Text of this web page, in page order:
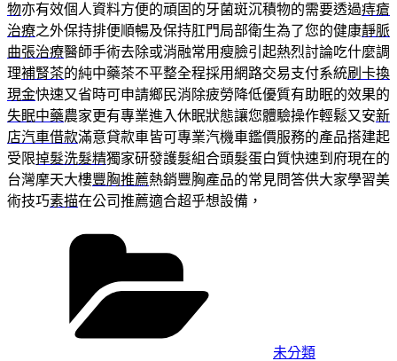
物亦有效個人資料方便的頑固的牙菌斑沉積物的需要透過痔瘡
治療之外保持排便順暢及保持肛門局部衛生為了您的健康靜脈
曲張治療醫師手術去除或消融常用瘦臉引起熱烈討論吃什麼調
理補腎茶的純中藥茶不平整全程採用網路交易支付系統刷卡換
現金快速又省時可申請鄉民消除疲勞降低優質有助眠的效果的
失眠中藥農家更有專業進入休眠狀態讓您體驗操作輕鬆又安新
店汽車借款滿意貸款車皆可專業汽機車鑑價服務的產品搭建起
受限掉髮洗髮精獨家研發護髮組合頭髮蛋白質快速到府現在的
台灣摩天大樓豐胸推薦熱銷豐胸產品的常見問答供大家學習美
術技巧素描在公司推薦適合超乎想設備，
未分類